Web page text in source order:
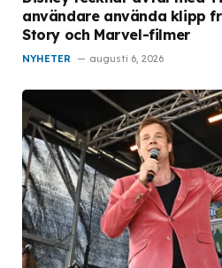
användare använda klipp
Story och Marvel-filmer
NYHETER augusti 6, 2026